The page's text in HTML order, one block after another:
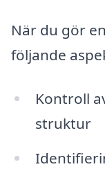
När du gör
följande
Kontroll
struktur